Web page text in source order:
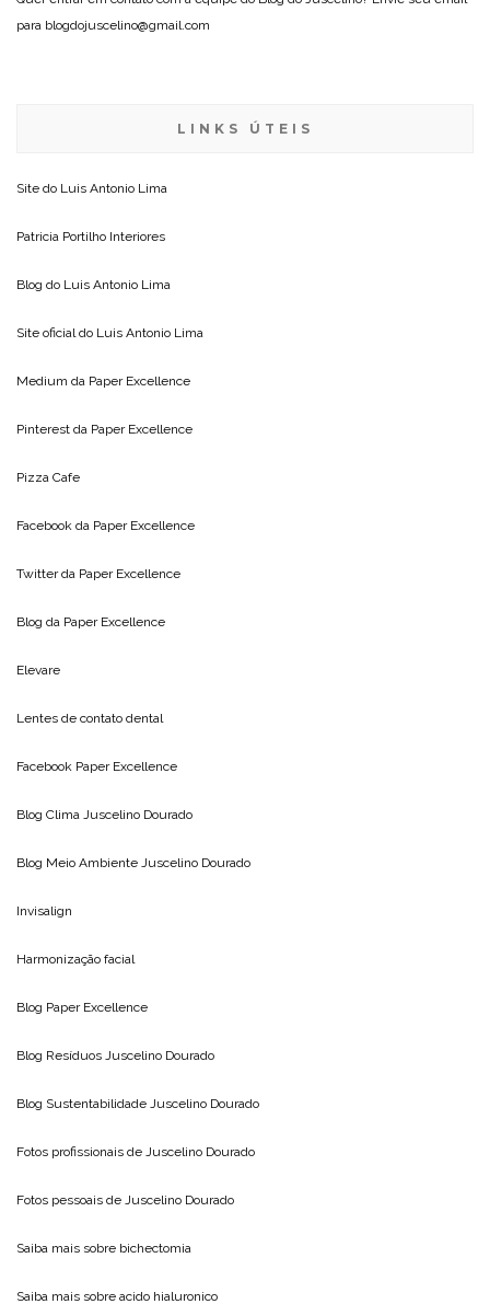
para blogdojuscelino@gmail.com
LINKS ÚTEIS
Site do Luis Antonio Lima
Patricia Portilho Interiores
Blog do Luis Antonio Lima
Site oficial do Luis Antonio Lima
Medium da Paper Excellence
Pinterest da Paper Excellence
Pizza Cafe
Facebook da Paper Excellence
Twitter da Paper Excellence
Blog da Paper Excellence
Elevare
Lentes de contato dental
Facebook Paper Excellence
Blog Clima Juscelino Dourado
Blog Meio Ambiente Juscelino Dourado
Invisalign
Harmonização facial
Blog Paper Excellence
Blog Resíduos Juscelino Dourado
Blog Sustentabilidade Juscelino Dourado
Fotos profissionais de Juscelino Dourado
Fotos pessoais de Juscelino Dourado
Saiba mais sobre bichectomia
Saiba mais sobre acido hialuronico